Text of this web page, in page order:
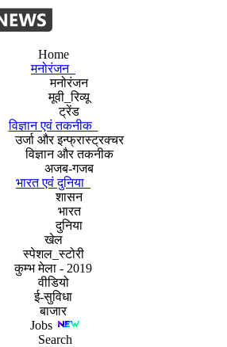
Home
मनोरंजन
मनोरंजन
मूवी_रिव्यू
ट्रेंड
विज्ञान एवं तकनीक
उर्जा और इन्फ्रास्ट्रक्चर
विज्ञान और तकनीक
अजब-गजब
भारत एवं दुनिया
शासन
भारत
दुनिया
खेल
स्पेशल_स्टोरी
कुम्भ मेला - 2019
वीडियो
ई-सुविधा
बाजार
Jobs
Search